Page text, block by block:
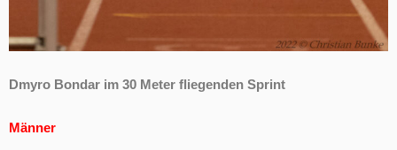
Dmyro Bondar im 30 Meter fliegenden Sprint
Männer